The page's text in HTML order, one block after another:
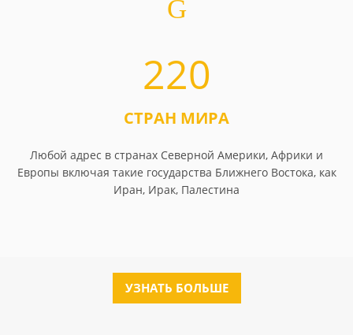
220
СТРАН МИРА
Любой адрес в странах Северной Америки, Африки и
Европы включая такие государства Ближнего Востока, как
Иран, Ирак, Палестина
УЗНАТЬ БОЛЬШЕ